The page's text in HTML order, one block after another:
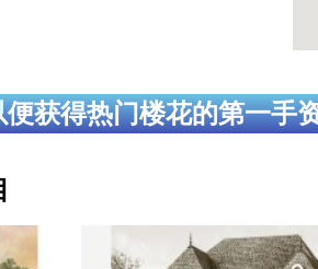
获得热门楼花的第一手